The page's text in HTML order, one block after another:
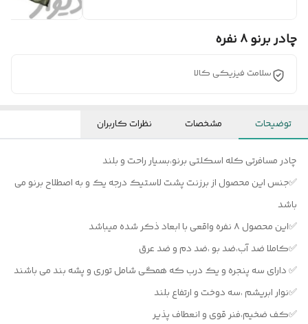
چادر برنو ۸ نفره
سلامت فیزیکی کالا
توضیحات مشخصات نظرات کاربران
چادر مسافرتی کله اسکلتی برنو،بسیار راحت و بلند
✅جنس این محصول از برزنت پشت لاستیک درجه یک و به اصطلاح برنو می
باشد
✅این محصول ۸ نفره واقعی با ابعاد ذکر شده میباشد
✅کاملا ضد آب،ضد بو ،ضد دم و ضد عرق
✅ دارای سه پنجره و یک درب که همگی شامل توری و پشه بند می باشند
✅نوار ابریشم ،سه دوخت و ارتفاع بلند
✅کف ضخیم،فنر قوی و انعطاف پذیر